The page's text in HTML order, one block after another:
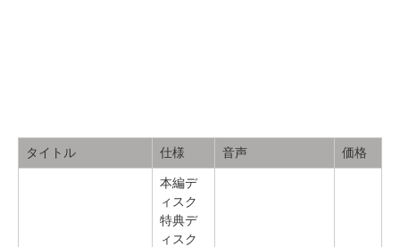
タイトル 仕様 音声 価格
本編デ
ィスク
特典デ
ィスク